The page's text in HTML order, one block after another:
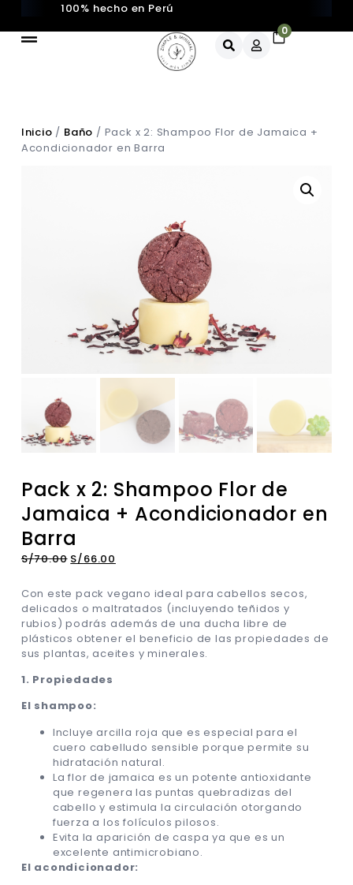
100% hecho en Perú
0
Inicio / Baño / Pack x 2: Shampoo Flor de Jamaica +
Acondicionador en Barra
Pack x 2: Shampoo Flor de
Jamaica + Acondicionador en
Barra
S/70.00 S/66.00
Con este pack vegano ideal para cabellos secos,
delicados o maltratados (incluyendo teñidos y
rubios) podrás además de una ducha libre de
plásticos obtener el beneficio de las propiedades de
sus plantas, aceites y minerales.
1. Propiedades
El shampoo:
Incluye arcilla roja que es especial para el
cuero cabelludo sensible porque permite su
hidratación natural.
La flor de jamaica es un potente antioxidante
que regenera las puntas quebradizas del
cabello y estimula la circulación otorgando
fuerza a los folículos pilosos.
Evita la aparición de caspa ya que es un
excelente antimicrobiano.
El acondicionador: